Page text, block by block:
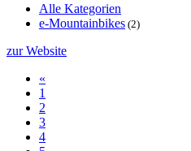
Alle Kategorien
e-Mountainbikes (2)
zur Website
«
1
2
3
4